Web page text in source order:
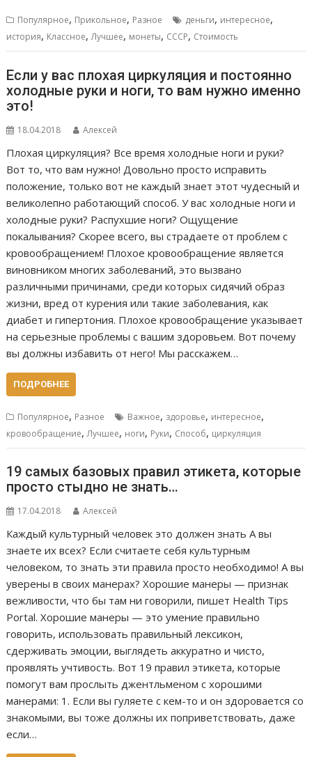
Популярное, Прикольное, Разное деньги, интересное,
история, Классное,Лучшее, монеты, СССР, Стоимость
Если у вас плохая циркуляция и постоянно
холодные руки и ноги, то вам нужно именно
это!
18.04.2018 Алексей
Плохая циркуляция? Все время холодные ноги и руки?
Вот то, что вам нужно! Довольно просто исправить
положение, только вот не каждый знает этот чудесный и
великолепно работающий способ. У вас холодные ноги и
холодные руки? Распухшие ноги? Ощущение
покалывания? Скорее всего, вы страдаете от проблем с
кровообращением! Плохое кровообращение является
виновником многих заболеваний, это вызвано
различными причинами, среди которых сидячий образ
жизни, вред от курения или такие заболевания, как
диабет и гипертония. Плохое кровообращение указывает
на серьезные проблемы с вашим здоровьем. Вот почему
вы должны избавить от него! Мы расскажем…
ПОДРОБНЕЕ
Популярное, Разное Важное, здоровье, интересное,
кровообращение, Лучшее, ноги, Руки, Способ, циркуляция
19 самых базовых правил этикета, которые
просто стыдно не знать…
17.04.2018 Алексей
Каждый культурный человек это должен знать А вы
знаете их всех? Если считаете себя культурным
человеком, то знать эти правила просто необходимо! А вы
уверены в своих манерах? Хорошие манеры — признак
вежливости, что бы там ни говорили, пишет Health Tips
Portal. Хорошие манеры — это умение правильно
говорить, использовать правильный лексикон,
сдерживать эмоции, выглядеть аккуратно и чисто,
проявлять учтивость. Вот 19 правил этикета, которые
помогут вам прослыть джентльменом с хорошими
манерами: 1. Если вы гуляете с кем-то и он здоровается со
знакомыми, вы тоже должны их поприветствовать, даже
если…